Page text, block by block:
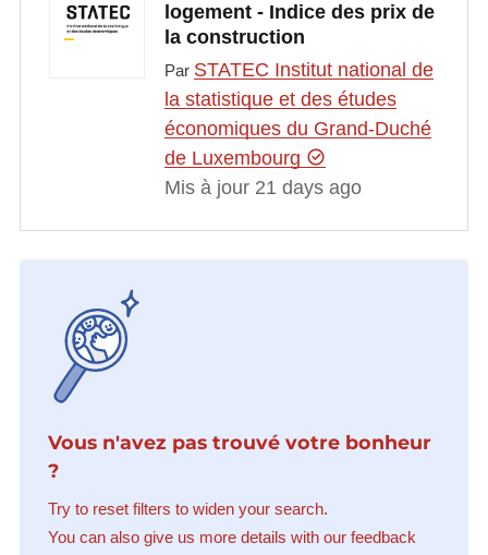
logement - Indice des prix de
la construction
Par STATEC Institut national de
la statistique et des études
économiques du Grand-Duché
de Luxembourg
Mis à jour 21 days ago
Vous n'avez pas trouvé votre bonheur
?
Try to reset filters to widen your search.
You can also give us more details with our feedback